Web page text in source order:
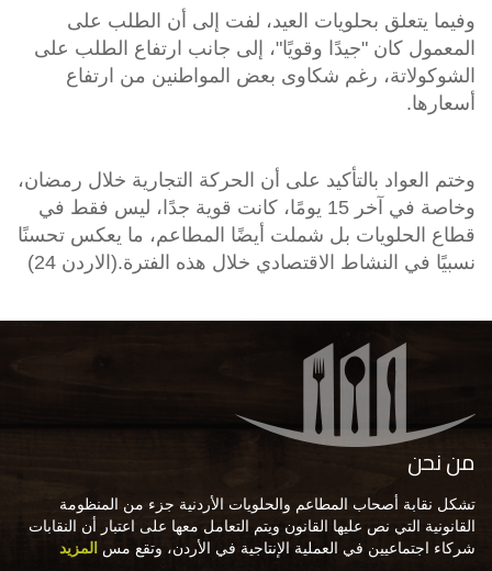
وفيما يتعلق بحلويات العيد، لفت إلى أن الطلب على
المعمول كان "جيدًا وقويًا"، إلى جانب ارتفاع الطلب على
الشوكولاتة، رغم شكاوى بعض المواطنين من ارتفاع
أسعارها.
وختم العواد بالتأكيد على أن الحركة التجارية خلال رمضان،
وخاصة في آخر 15 يومًا، كانت قوية جدًا، ليس فقط في
قطاع الحلويات بل شملت أيضًا المطاعم، ما يعكس تحسنًا
نسبيًا في النشاط الاقتصادي خلال هذه الفترة.(الاردن 24)
من نحن
تشكل نقابة أصحاب المطاعم والحلويات الأردنية جزء من المنظومة
القانونية التي نص عليها القانون ويتم التعامل معها على اعتبار أن النقابات
شركاء اجتماعيين في العملية الإنتاجية في الأردن، وتقع مس المزيد